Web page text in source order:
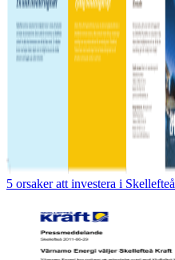
5 orsaker att investera i Skellefteå